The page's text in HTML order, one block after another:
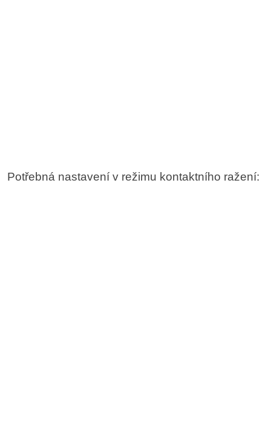
Potřebná nastavení v režimu kontaktního ražení: